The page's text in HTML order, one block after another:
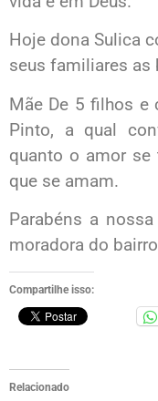
Hoje dona Sulica
seus familiares as
Mãe De 5 filhos e
Pinto, a qual
quanto o amor
que se amam.
Parabéns a
moradora do
Compartilhe isso:
Relacionado